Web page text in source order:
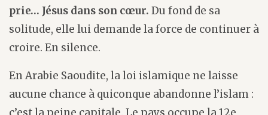
prie… Jésus dans son cœur. Du fond de sa
solitude, elle lui demande la force de continuer à
croire. En silence.
En Arabie Saoudite, la loi islamique ne laisse
aucune chance à quiconque abandonne l’islam :